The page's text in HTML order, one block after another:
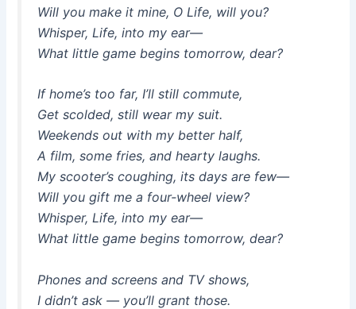
Will you make it mine, O Life, will you?
Whisper, Life, into my ear—
What little game begins tomorrow, dear?
If home’s too far, I’ll still commute,
Get scolded, still wear my suit.
Weekends out with my better half,
A film, some fries, and hearty laughs.
My scooter’s coughing, its days are few—
Will you gift me a four-wheel view?
Whisper, Life, into my ear—
What little game begins tomorrow, dear?
Phones and screens and TV shows,
I didn’t ask — you’ll grant those.